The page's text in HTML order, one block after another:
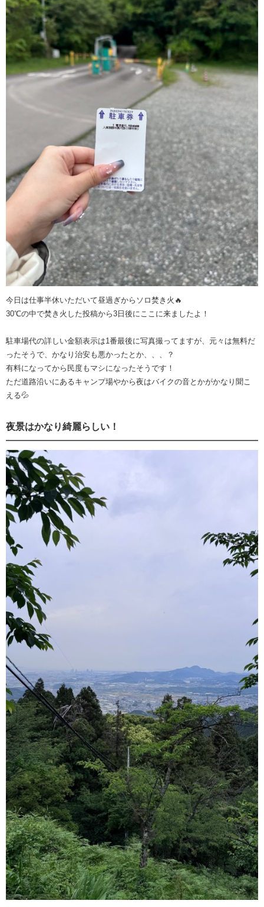
今日は仕事半休いただいて昼過ぎからソロ焚き火🔥
30℃の中で焚き火した投稿から3日後にここに来ましたよ！
駐車場代の詳しい金額表示は1番最後に写真撮ってますが、元々は無料だ
ったそうで、かなり治安も悪かったとか、、、？
有料になってから民度もマシになったそうです！
ただ道路沿いにあるキャンプ場やから夜はバイクの音とかがかなり聞こ
える💦
夜景はかなり綺麗らしい！